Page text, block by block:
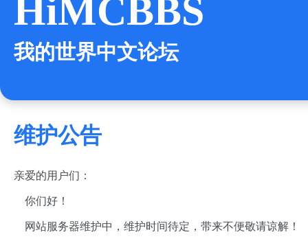
HiMCBBS
我的世界中文论坛
维护公告
亲爱的用户们：
你们好！
网站服务器维护中，维护时间待定，带来不便敬请谅解！